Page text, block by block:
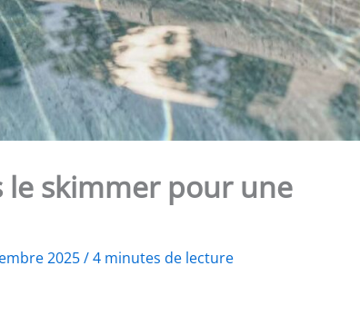
le skimmer pour une
2025/4 minutes de lecture